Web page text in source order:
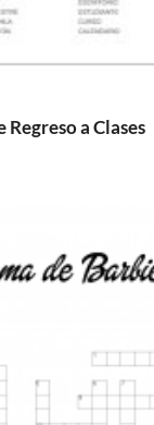
Regreso a Clases